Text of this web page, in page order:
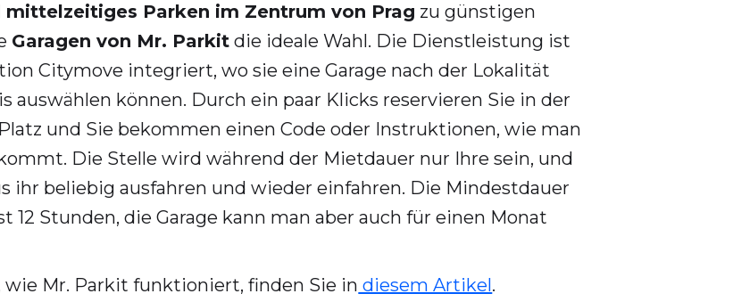
mittelzeitiges Parken im Zentrum von Prag zu günstigen
Garagen von Mr. Parkit die ideale Wahl. Die Dienstleistung ist
Citymove integriert, wo sie eine Garage nach der Lokalität
auswählen können. Durch ein paar Klicks reservieren Sie in der
und Sie bekommen einen Code oder Instruktionen, wie man
Die Stelle wird während der Mietdauer nur Ihre sein, und
ihr beliebig ausfahren und wieder einfahren. Die Mindestdauer
12 Stunden, die Garage kann man aber auch für einen Monat
wie Mr. Parkit funktioniert, finden Sie in diesem Artikel.